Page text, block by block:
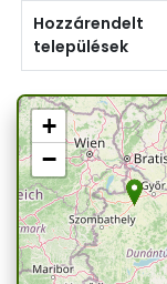
Hozzárendelt
települések
+
−